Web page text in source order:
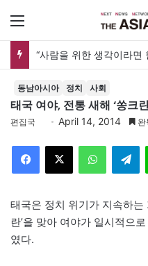
동남아시아 정치 사회
태국 여야, 전통 새해 ‘쏭크
편집국 April 14, 2014 완
Telegram
태국은 정치 위기가 지속하는
란’을 맞아 여야가 일시적으
였다.